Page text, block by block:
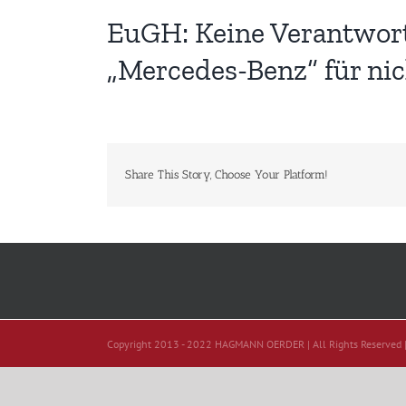
EuGH: Keine
„Mercedes-Benz“ für
Share This Story, Choose Your Platform!
Copyright 2013 - 2022 HAGMANN OERDER | All Rights Reserved |